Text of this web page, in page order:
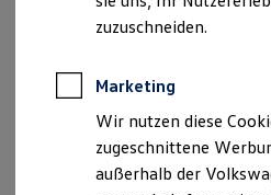
Sonderfahrzeuge
Anpfiff zum Gewinn
Elektroautos
ID. Tutorials
Reichweite
Reichweite der
Feld 16, 87466 Oy-
Montag-Donnerstag
zuzuschneiden.
Marketing
Wir nutzen diese
zugeschnittene
außerhalb der